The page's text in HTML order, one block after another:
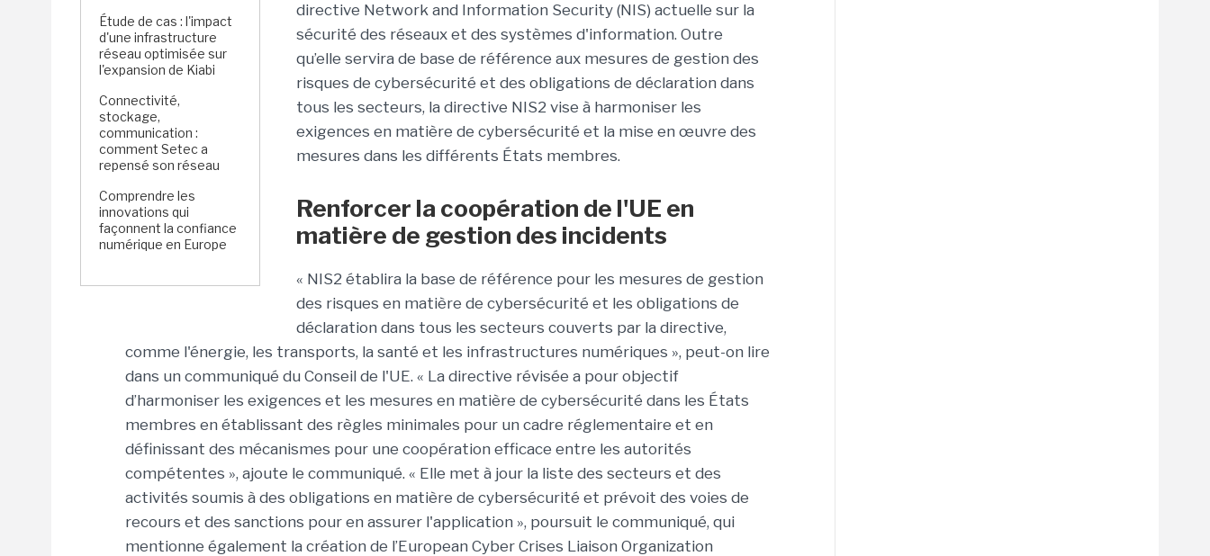
Étude de cas : l'impact
d'une infrastructure
réseau optimisée sur
l'expansion de Kiabi
Connectivité,
stockage,
communication :
comment Setec a
repensé son réseau
Comprendre les
innovations qui
façonnent la confiance
numérique en Europe
directive Network and Information Security (NIS) actuelle sur la
sécurité des réseaux et des systèmes d'information. Outre
qu’elle servira de base de référence aux mesures de gestion des
risques de cybersécurité et des obligations de déclaration dans
tous les secteurs, la directive NIS2 vise à harmoniser les
exigences en matière de cybersécurité et la mise en œuvre des
mesures dans les différents États membres.
Renforcer la coopération de l'UE en
matière de gestion des incidents
« NIS2 établira la base de référence pour les mesures de gestion
des risques en matière de cybersécurité et les obligations de
déclaration dans tous les secteurs couverts par la directive,
comme l'énergie, les transports, la santé et les infrastructures numériques », peut-on lire
dans un communiqué du Conseil de l'UE. « La directive révisée a pour objectif
d’harmoniser les exigences et les mesures en matière de cybersécurité dans les États
membres en établissant des règles minimales pour un cadre réglementaire et en
définissant des mécanismes pour une coopération efficace entre les autorités
compétentes », ajoute le communiqué. « Elle met à jour la liste des secteurs et des
activités soumis à des obligations en matière de cybersécurité et prévoit des voies de
recours et des sanctions pour en assurer l'application », poursuit le communiqué, qui
mentionne également la création de l’European Cyber Crises Liaison Organization